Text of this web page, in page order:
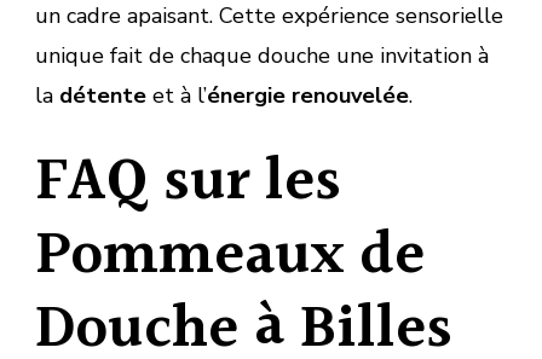
un cadre apaisant. Cette expérience sensorielle
unique fait de chaque douche une invitation à
la détente et à l’énergie renouvelée.
FAQ sur les
Pommeaux de
Douche à Billes